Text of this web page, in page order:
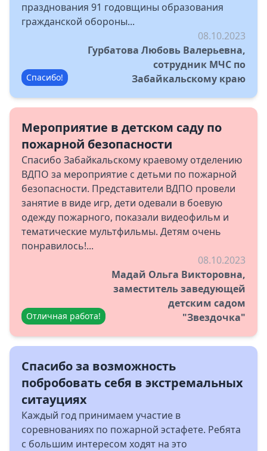
празднования 91 годовщины образования
гражданской обороны...
Спасибо!
08.10.2023
Гурбатова Любовь Валерьевна,
сотрудник МЧС по
Забайкальскому краю
Мероприятие в детском саду по
пожарной безопасности
Спасибо Забайкальскому краевому отделению
ВДПО за мероприятие с детьми по пожарной
безопасности. Представители ВДПО провели
занятие в виде игр, дети одевали в боевую
одежду пожарного, показали видеофильм и
тематические мультфильмы. Детям очень
понравилось!...
Отличная работа!
08.10.2023
Мадай Ольга Викторовна,
заместитель заведующей
детским садом
"Звездочка"
Спасибо за возможность
побробовать себя в экстремальных
ситауциях
Каждый год принимаем участие в
соревнованиях по пожарной эстафете. Ребята
с большим интересом ходят на это